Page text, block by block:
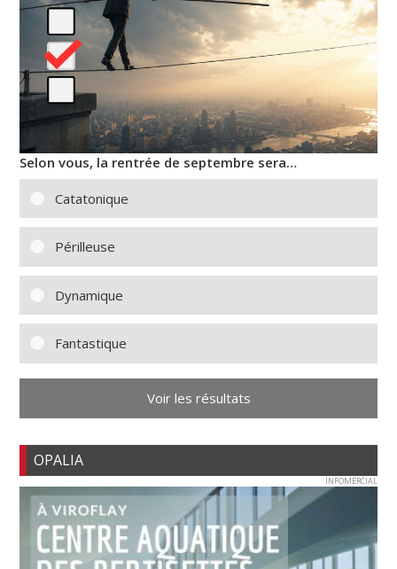
Selon vous, la rentrée de septembre sera…
Catatonique
Périlleuse
Dynamique
Fantastique
Voir les résultats
OPALIA
INFOMERCIAL